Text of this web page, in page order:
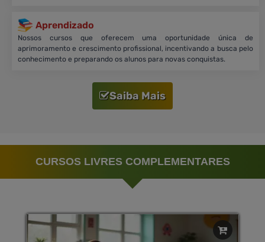
Aprendizado
Nossos cursos que oferecem uma oportunidade única de
aprimoramento e crescimento profissional, incentivando a busca pelo
conhecimento e preparando os alunos para novas conquistas.
Saiba Mais
CURSOS LIVRES COMPLEMENTARES